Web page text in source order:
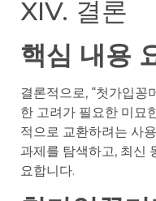
XIV. 결론
핵심 내용
결론적으로, “첫가입꽁
한 고려가 필요한 미묘
적으로 교환하려는 사
과제를 탐색하고, 최신
요합니다.